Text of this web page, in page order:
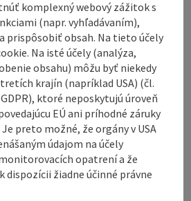
komplexný webový zážitok s
(napr. vyhľadávaním),
prispôsobiť obsah. Na tieto účely
Na isté účely (analýza,
obsahu) môžu byť niekedy
krajín (napríklad USA) (čl.
ktoré neposkytujú úroveň
EÚ ani príhodné záruky
Je preto možné, že orgány v USA
údajom na účely
opatrení a že
dispozícii žiadne účinné právne